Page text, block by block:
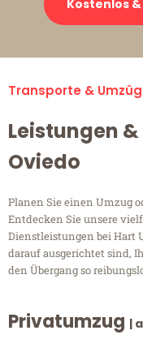
Kostenlos
Transporte &
Leistungen
Oviedo
Planen Sie einen Umzug
Entdecken Sie unsere
Dienstleistungen bei Hart
darauf ausgerichtet sind,
den Übergang so
Privatumzug |